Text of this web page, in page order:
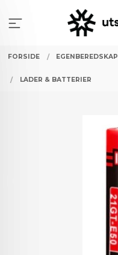
innholdet
FORSIDE EGENBEREDSKAP
LADER & BATTERIER